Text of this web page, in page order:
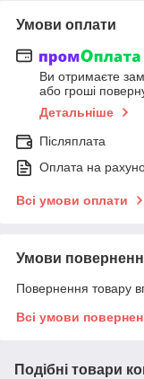
Умови оплати
Ви отримаєте
або гроші
Детальніше
Післяплата
Оплата на
Всі умови оплати
Умови
Повернення товару
Всі умови
Подібні товари